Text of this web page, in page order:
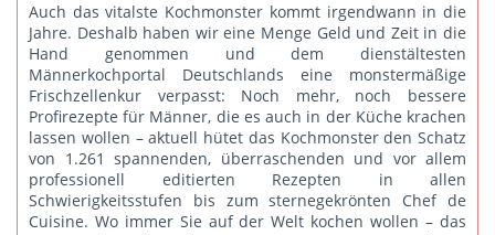
Auch das vitalste Kochmonster kommt irgendwann in die
Jahre. Deshalb haben wir eine Menge Geld und Zeit in die
Hand genommen und dem dienstältesten
Männerkochportal Deutschlands eine monstermäßige
Frischzellenkur verpasst: Noch mehr, noch bessere
Profirezepte für Männer, die es auch in der Küche krachen
lassen wollen – aktuell hütet das Kochmonster den Schatz
von 1.261 spannenden, überraschenden und vor allem
professionell editierten Rezepten in allen
Schwierigkeitsstufen bis zum sternegekrönten Chef de
Cuisine. Wo immer Sie auf der Welt kochen wollen – das